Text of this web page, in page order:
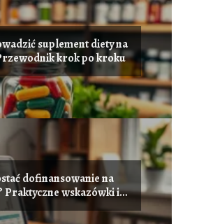
suplement diety na
krok po kroku
dofinansowanie na
Praktyczne wskazówki i